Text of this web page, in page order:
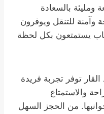
ومليئة بالسعادة
للتنقل ويوفرون
يستمتعون بكل لحظة
توفر تجربة فريدة
والاستمتاع
من الحجز السهل